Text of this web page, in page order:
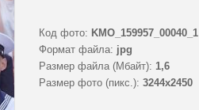
Код фото: KMO_159957_00040_1
Формат файла: jpg
Размер файла (Мбайт): 1,6
Размер фото (пикс.): 3244x2450